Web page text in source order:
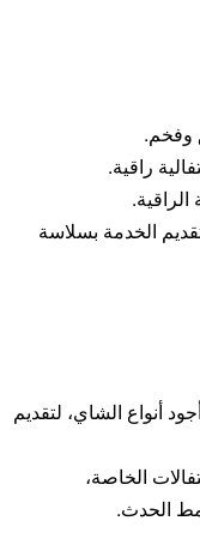
وفخم.
راقية.
الخدمة بسلاسة
أنواع الشاي، لتقديم
الخاصة،
الحدث.